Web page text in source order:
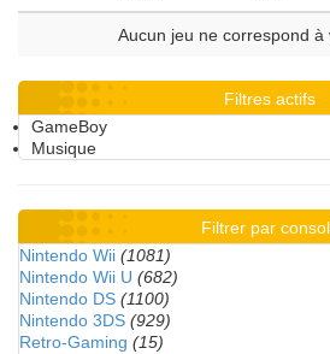
Aucun jeu ne correspond à
Filtres actifs
GameBoy
Musique
Filtrer par
Nintendo Wii (1081)
Nintendo Wii U (682)
Nintendo DS (1100)
Nintendo 3DS (929)
Retro-Gaming (15)